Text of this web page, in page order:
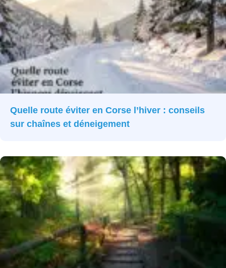
Quelle route éviter en Corse l’hiver : conseils
sur chaînes et déneigement